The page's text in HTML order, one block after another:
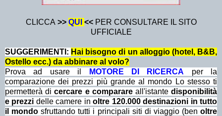
CLICCA >> QUI <<PER CONSULTARE IL SITO
UFFICIALE
SUGGERIMENTI: Hai bisogno di un alloggio (hotel, B&B,
Ostello ecc.) da abbinare al volo?
Prova ad usare il
MOTORE DI RICERCA
per la
comparazione dei prezzi più grande al mondo Lo stesso ti
permetterà dicercare e comparare all'istantedisponibilità
e prezzi delle camere inoltre 120.000 destinazioni in tutto
il mondo sfruttando tutti i principali siti di viaggio (benoltre